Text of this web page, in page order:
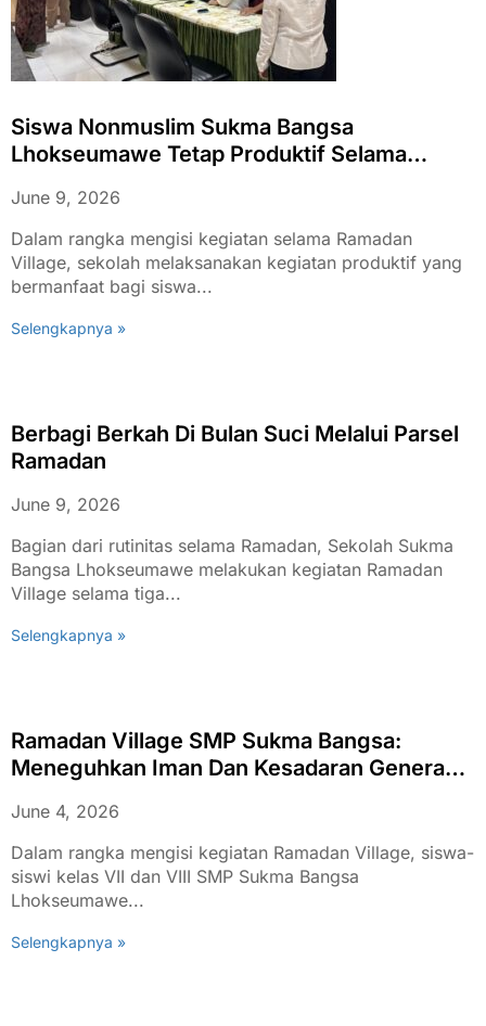
Siswa Nonmuslim Sukma Bangsa
Lhokseumawe Tetap Produktif Selama
June 9, 2026
Dalam rangka mengisi kegiatan selama Ramadan
Village, sekolah melaksanakan kegiatan produktif yang
bermanfaat bagi siswa...
Selengkapnya »
Berbagi Berkah Di Bulan Suci Melalui Parsel
Ramadan
June 9, 2026
Bagian dari rutinitas selama Ramadan, Sekolah Sukma
Bangsa Lhokseumawe melakukan kegiatan Ramadan
Village selama tiga...
Selengkapnya »
Ramadan Village SMP Sukma Bangsa:
Meneguhkan Iman Dan Kesadaran Generasi
June 4, 2026
Dalam rangka mengisi kegiatan Ramadan Village, siswa-
siswi kelas VII dan VIII SMP Sukma Bangsa
Lhokseumawe...
Selengkapnya »